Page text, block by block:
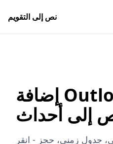
نص إلى التقويم
إضافة Outlook للتقويم
إلى أحداث
جدول زمني، حجز - انقر